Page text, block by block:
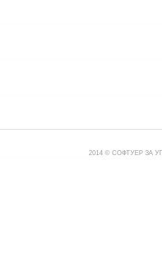
2014 © СОФТУЕР ЗА